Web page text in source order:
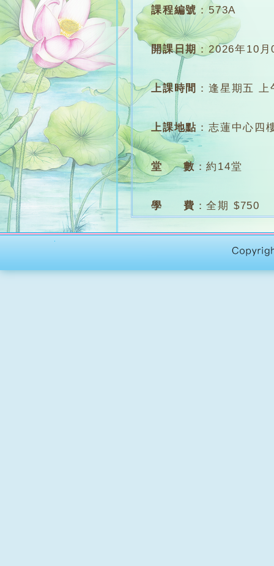
課程編號 ： 573A
開課日期 ：2026年10月
上課時間 ：逢星期五
上課地點 ：志蓮中心四
堂 數：約14堂
學 費 ：全期 $750